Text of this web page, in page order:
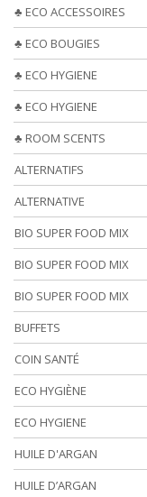
♣ ECO ACCESSOIRES
♣ ECO BOUGIES
♣ ECO HYGIENE
♣ ECO HYGIENE
♣ ROOM SCENTS
ALTERNATIFS
ALTERNATIVE
BIO SUPER FOOD MIX
BIO SUPER FOOD MIX
BIO SUPER FOOD MIX
BUFFETS
COIN SANTÉ
ECO HYGIÈNE
ECO HYGIENE
HUILE D'ARGAN
HUILE D’ARGAN